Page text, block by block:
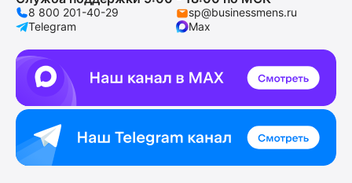
8 800 201-40-29
sp@businessmens.ru
Telegram
Max